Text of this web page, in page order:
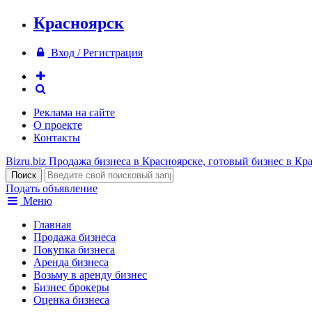
Красноярск
Вход / Регистрация
Реклама на сайте
О проекте
Контакты
Bizru.biz Продажа бизнеса в Красноярске, готовый бизнес в
Подать объявление
Меню
Главная
Продажа бизнеса
Покупка бизнеса
Аренда бизнеса
Возьму в аренду бизнес
Бизнес брокеры
Оценка бизнеса